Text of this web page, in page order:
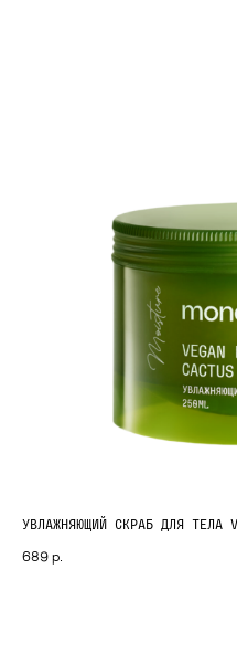
УВЛАЖНЯЮЩИЙ СКРАБ ДЛЯ ТЕЛА
689р.